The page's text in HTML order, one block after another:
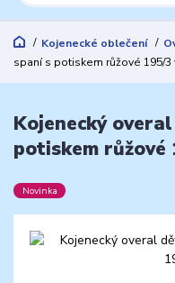
Kojenecké oblečení
spaní s potiskem růžové 195/3
Kojenecký
potiskem růžové
Novinka